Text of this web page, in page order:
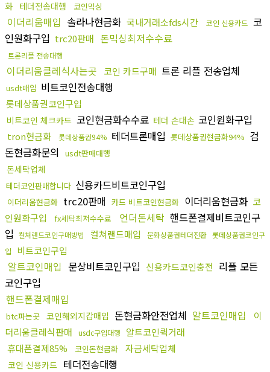
화 테더전송대행 코인믹싱
이더리움매입 솔라나현금화 국내거래소fds시간 코인 신용카드 코
인원화구입 trc20판매 돈믹싱최저수수료
트론리플 전송대행
이더리움클레식사는곳 코인 카드구매 트론 리플 전송업체
usdt매입 비트코인전송대행
롯데상품권코인구입
비트코인 체크카드 코인현금화수수료 테더 손대손 코인원화구입
tron현금화 롯데상품권94% 테더트론매입 롯데상품권현금화94% 검
돈현금화문의
usdt판매대행
돈세탁업체
테더코인판매합니다 신용카드비트코인구입
이더리움현금화 trc20판매 카드 비트코인현금화 이더리움현금화 코
인원화구입
fx세탁최저수수료 언더돈세탁 핸드폰결제비트코인구
입 컬쳐랜드코인구매방법 컬쳐랜드매입 문화상품권테더전환 롯데상품권코인구
입
비트코인구입
알트코인매입 문상비트코인구입 신용카드코인충전 리플 모든
코인구입
핸드폰결제매입
btc파는곳 코인해외지갑매입 돈현금화안전업체 알트코인매입
이
더리움클레식판매
usdc구입대행
알트코인퀵거래
휴대폰결제85%
코인돈현금화 자금세탁업체
코인 신용카드 테더전송대행